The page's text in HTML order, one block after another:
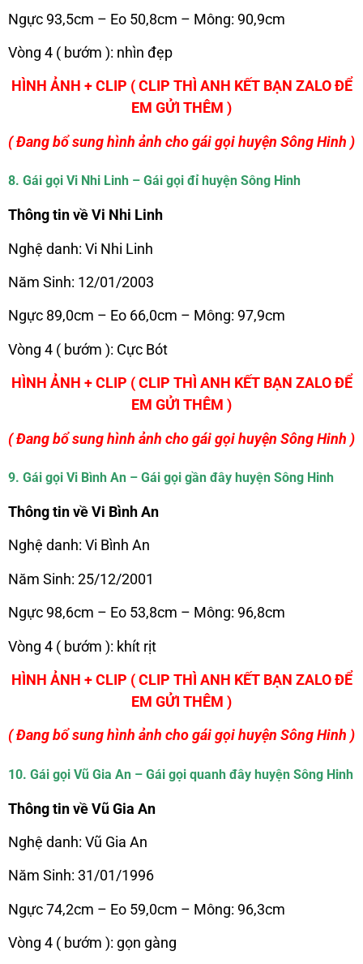
Ngực 93,5cm – Eo 50,8cm – Mông: 90,9cm
Vòng 4 ( bướm ): nhìn đẹp
HÌNH ẢNH + CLIP ( CLIP THÌ ANH KẾT BẠN ZALO ĐỂ
EM GỬI THÊM )
( Đang bổ sung hình ảnh cho gái gọi huyện Sông Hinh )
8. Gái gọi Vi Nhi Linh – Gái gọi đỉ huyện Sông Hinh
Thông tin về Vi Nhi Linh
Nghệ danh: Vi Nhi Linh
Năm Sinh: 12/01/2003
Ngực 89,0cm – Eo 66,0cm – Mông: 97,9cm
Vòng 4 ( bướm ): Cực Bót
HÌNH ẢNH + CLIP ( CLIP THÌ ANH KẾT BẠN ZALO ĐỂ
EM GỬI THÊM )
( Đang bổ sung hình ảnh cho gái gọi huyện Sông Hinh )
9. Gái gọi Vi Bình An – Gái gọi gần đây huyện Sông Hinh
Thông tin về Vi Bình An
Nghệ danh: Vi Bình An
Năm Sinh: 25/12/2001
Ngực 98,6cm – Eo 53,8cm – Mông: 96,8cm
Vòng 4 ( bướm ): khít rịt
HÌNH ẢNH + CLIP ( CLIP THÌ ANH KẾT BẠN ZALO ĐỂ
EM GỬI THÊM )
( Đang bổ sung hình ảnh cho gái gọi huyện Sông Hinh )
10. Gái gọi Vũ Gia An – Gái gọi quanh đây huyện Sông Hinh
Thông tin về Vũ Gia An
Nghệ danh: Vũ Gia An
Năm Sinh: 31/01/1996
Ngực 74,2cm – Eo 59,0cm – Mông: 96,3cm
Vòng 4 ( bướm ): gọn gàng